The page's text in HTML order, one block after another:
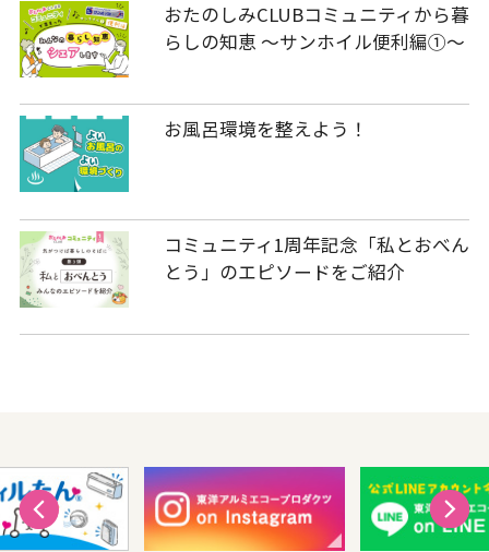
おたのしみCLUBコミュニティから暮
らしの知恵 ～サンホイル便利編①～
お風呂環境を整えよう！
コミュニティ1周年記念「私とおべん
とう」のエピソードをご紹介